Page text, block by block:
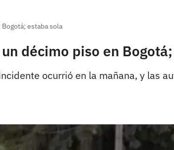
estaba sola
décimo piso en
ocurrió en la mañana, y las